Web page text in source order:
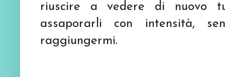
riuscire a vedere di nuovo
assaporarli con intensità,
raggiungermi.